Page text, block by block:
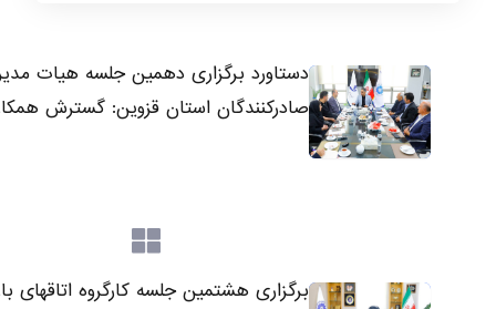
دستاورد برگزاری دهمین جلسه هیات
صادرکنندگان استان قزوین: گسترش
برگزاری هشتمین جلسه کارگروه اتاقهای